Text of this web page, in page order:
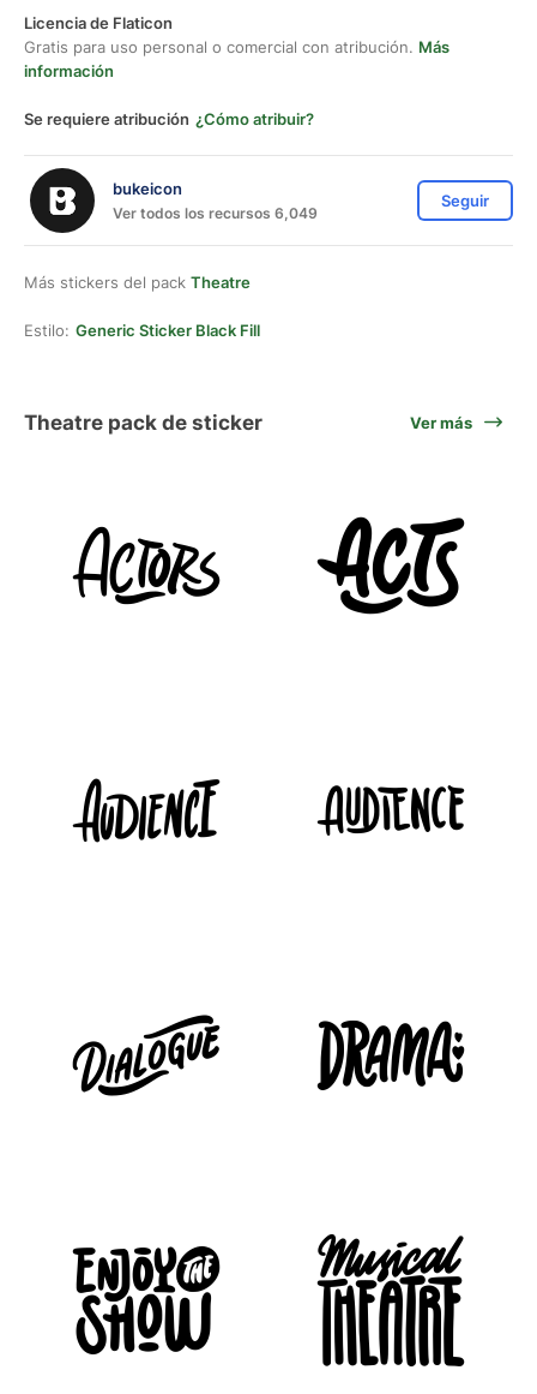
Licencia de Flaticon
Gratis para uso personal o comercial con atribución. Más
información
Se requiere atribución ¿Cómo atribuir?
bukeicon
Ver todos los recursos 6,049
Seguir
Más stickers del pack Theatre
Estilo: Generic Sticker Black Fill
Theatre pack de sticker Ver más